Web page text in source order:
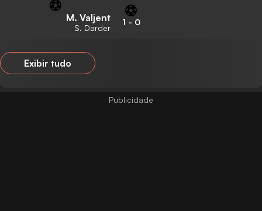
M. Valjent
S. Darder
1 - 0
Exibir tudo